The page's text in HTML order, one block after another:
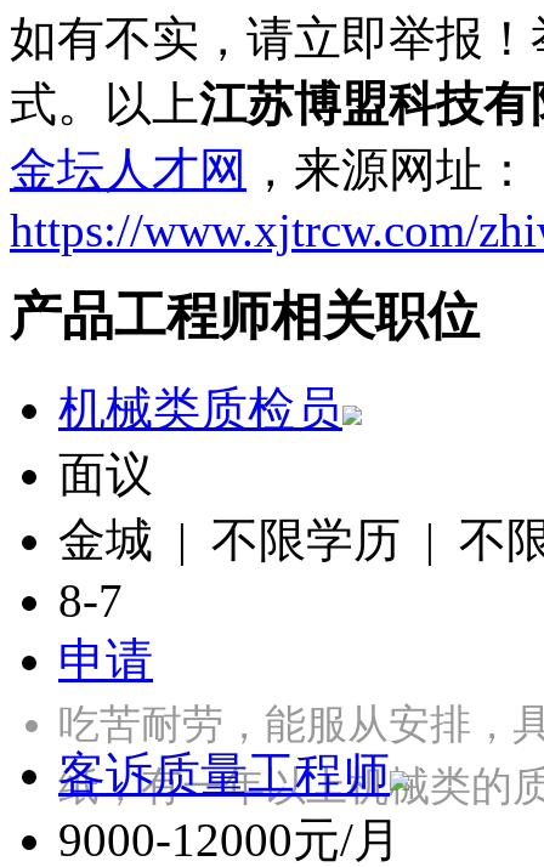
如有不实，请立即举报
式。以上江苏博盟科技
金坛人才网 ，来源网址：
https://www.xjtrcw.com/
产品工程师相关职位
机械类质检员
面议
金城 | 不限学历 | 不
8-7
申请
吃苦耐劳，能服从安排，
纸，有一年以上机械类
客诉质量工程师
9000-12000元/月